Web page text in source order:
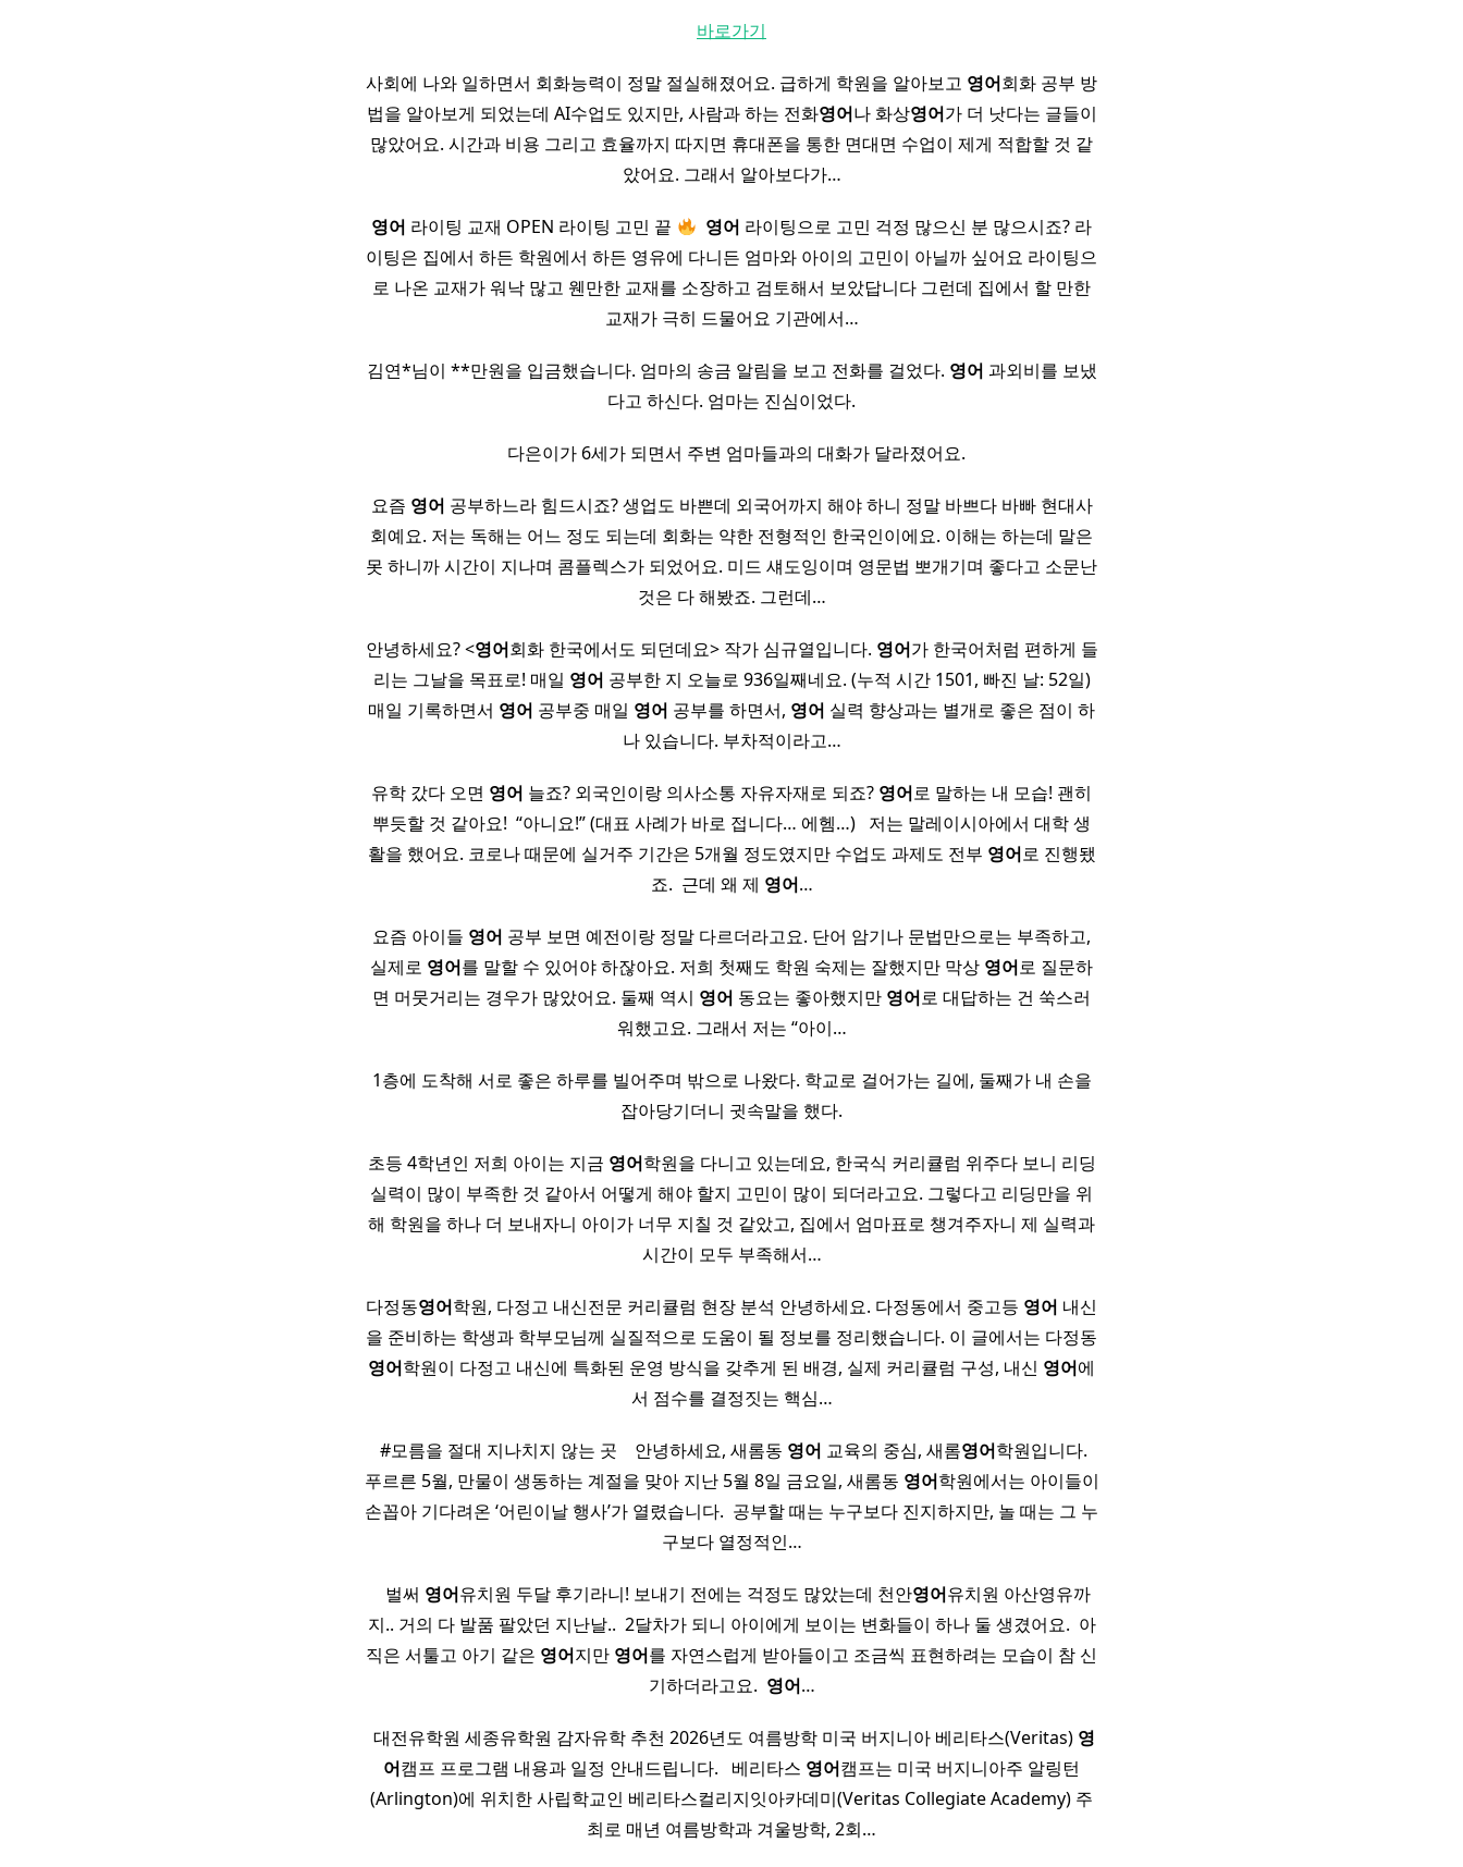
바로가기
사회에 나와 일하면서 회화능력이 정말 절실해졌어요. 급하게 학원을 알아보고 영어회화 공부 방
법을 알아보게 되었는데 AI수업도 있지만, 사람과 하는 전화영어나 화상영어가 더 낫다는 글들이
많았어요. 시간과 비용 그리고 효율까지 따지면 휴대폰을 통한 면대면 수업이 제게 적합할 것 같
았어요. 그래서 알아보다가…
영어 라이팅 교재 OPEN 라이팅 고민 끝 영어 라이팅으로 고민 걱정 많으신 분 많으시죠? 라
이팅은 집에서 하든 학원에서 하든 영유에 다니든 엄마와 아이의 고민이 아닐까 싶어요 라이팅으
로 나온 교재가 워낙 많고 웬만한 교재를 소장하고 검토해서 보았답니다 그런데 집에서 할 만한
교재가 극히 드물어요 기관에서…
김연*님이 **만원을 입금했습니다. 엄마의 송금 알림을 보고 전화를 걸었다. 영어 과외비를 보냈
다고 하신다. 엄마는 진심이었다.
​ ​ 다은이가 6세가 되면서 주변 엄마들과의 대화가 달라졌어요.
요즘 영어 공부하느라 힘드시죠? 생업도 바쁜데 외국어까지 해야 하니 정말 바쁘다 바빠 현대사
회예요. 저는 독해는 어느 정도 되는데 회화는 약한 전형적인 한국인이에요. 이해는 하는데 말은
못 하니까 시간이 지나며 콤플렉스가 되었어요. 미드 섀도잉이며 영문법 뽀개기며 좋다고 소문난
것은 다 해봤죠. 그런데…
안녕하세요? <영어회화 한국에서도 되던데요> 작가 심규열입니다. 영어가 한국어처럼 편하게 들
리는 그날을 목표로! 매일 영어 공부한 지 오늘로 936일째네요. (누적 시간 1501, 빠진 날: 52일)
매일 기록하면서 영어 공부중 매일 영어 공부를 하면서, 영어 실력 향상과는 별개로 좋은 점이 하
나 있습니다. 부차적이라고…
유학 갔다 오면 영어 늘죠? 외국인이랑 의사소통 자유자재로 되죠? 영어로 말하는 내 모습! 괜히
뿌듯할 것 같아요! ​ “아니요!” (대표 사례가 바로 접니다… 에헴…) ​ ​ 저는 말레이시아에서 대학 생
활을 했어요. 코로나 때문에 실거주 기간은 5개월 정도였지만 수업도 과제도 전부 영어로 진행됐
죠. ​ 근데 왜 제 영어…
요즘 아이들 영어 공부 보면 예전이랑 정말 다르더라고요. 단어 암기나 문법만으로는 부족하고,
실제로 영어를 말할 수 있어야 하잖아요. 저희 첫째도 학원 숙제는 잘했지만 막상 영어로 질문하
면 머뭇거리는 경우가 많았어요. 둘째 역시 영어 동요는 좋아했지만 영어로 대답하는 건 쑥스러
워했고요. 그래서 저는 “아이…
1층에 도착해 서로 좋은 하루를 빌어주며 밖으로 나왔다. 학교로 걸어가는 길에, 둘째가 내 손을
잡아당기더니 귓속말을 했다.
초등 4학년인 저희 아이는 지금 영어학원을 다니고 있는데요, 한국식 커리큘럼 위주다 보니 리딩
실력이 많이 부족한 것 같아서 어떻게 해야 할지 고민이 많이 되더라고요. 그렇다고 리딩만을 위
해 학원을 하나 더 보내자니 아이가 너무 지칠 것 같았고, 집에서 엄마표로 챙겨주자니 제 실력과
시간이 모두 부족해서…
다정동영어학원, 다정고 내신전문 커리큘럼 현장 분석 안녕하세요. 다정동에서 중고등 영어 내신
을 준비하는 학생과 학부모님께 실질적으로 도움이 될 정보를 정리했습니다. 이 글에서는 다정동
영어학원이 다정고 내신에 특화된 운영 방식을 갖추게 된 배경, 실제 커리큘럼 구성, 내신 영어에
서 점수를 결정짓는 핵심…
​ ​ #모름을 절대 지나치지 않는 곳 ​ ​ ​ 안녕하세요, 새롬동 영어 교육의 중심, 새롬영어학원입니다. ​
푸르른 5월, 만물이 생동하는 계절을 맞아 지난 5월 8일 금요일, 새롬동 영어학원에서는 아이들이
손꼽아 기다려온 ‘어린이날 행사’가 열렸습니다. ​ 공부할 때는 누구보다 진지하지만, 놀 때는 그 누
구보다 열정적인…
​ ​ ​ 벌써 영어유치원 두달 후기라니! 보내기 전에는 걱정도 많았는데 천안영어유치원 아산영유까
지.. 거의 다 발품 팔았던 지난날.. ​ 2달차가 되니 아이에게 보이는 변화들이 하나 둘 생겼어요. ​ 아
직은 서툴고 아기 같은 영어지만 영어를 자연스럽게 받아들이고 조금씩 표현하려는 모습이 참 신
기하더라고요. ​ 영어…
​ 대전유학원 세종유학원 감자유학 추천 2026년도 여름방학 미국 버지니아 베리타스(Veritas) 영
어캠프 프로그램 내용과 일정 안내드립니다. ​ ​ 베리타스 영어캠프는 미국 버지니아주 알링턴
(Arlington)에 위치한 사립학교인 베리타스컬리지잇아카데미(Veritas Collegiate Academy) 주
최로 매년 여름방학과 겨울방학, 2회…